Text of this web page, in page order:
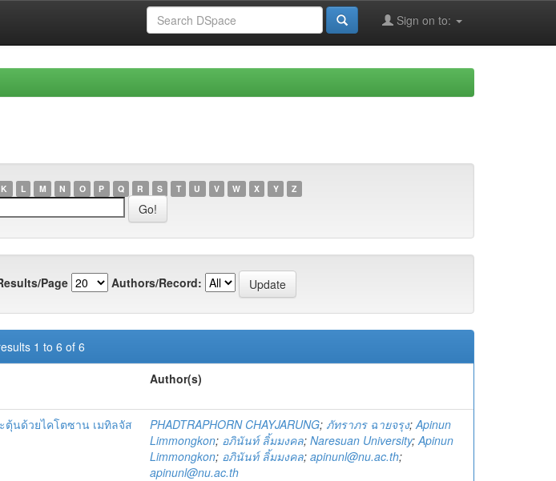
Sign on to:
K L M N O P Q R S T U V W X Y Z
Page Authors/Record:
1 to 6 of 6
Author(s)
ตุ้นด้วยไคโตซาน เมทิลจัส
PHADTRAPHORN CHAYJARUNG; ภัทราภร ฉายจรุง;Apinun
Limmongkon; อภินันท์ ลิ้มมงคล; Naresuan University;Apinun
Limmongkon; อภินันท์ ลิ้มมงคล; apinunl@nu.ac.th;
apinunl@nu.ac.th